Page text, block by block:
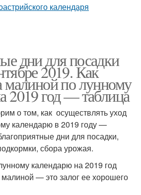
дни для посадки
2019. Как
малиной по лунному
2019 год — таблица
о том, как осуществлять уход
календарю в 2019 году —
дни для посадки,
сбора урожая.
календарю на 2019 год
— это залог ее хорошего